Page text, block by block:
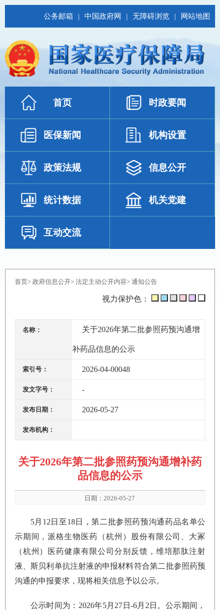
公务邮箱 | 中国政府网 | 无障碍浏览 | 网站地图
首页 时政要闻
医保新闻 机构设置
政策法规 信息公开
统计数据 机关党建
互动交流
首页> 政府信息公开> 法定主动公开内容> 通知公告
视力保护色：
名称： 关于2026年第二批参照药预沟通增
补药品信息的公示
索引号： 2026-04-00048
发文字号： -
发布日期： 2026-05-27
发布机构：
关于2026年第二批参照药预沟通增补药
品信息的公示
日期：2026-05-27
5月12日至18日，第二批参照药预沟通药品名单公
示期间，派格生物医药（杭州）股份有限公司、大冢
（杭州）医药健康有限公司分别反馈，维培那肽注射
液、斯贝利单抗注射液的申报材料符合第二批参照药预
沟通的申报要求，现将相关信息予以公示。
公示时间为：2026年5月27日-6月2日。公示期间，